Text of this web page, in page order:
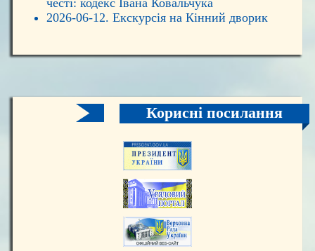
2026-06-12. Екскурсія на Кінний дворик
Корисні посилання